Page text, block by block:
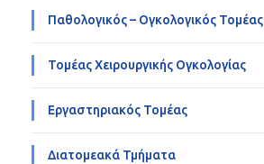
Παθολογικός – Ογκολογικός Τομέας
Τομέας Χειρουργικής Ογκολογίας
Εργαστηριακός Τομέας
Διατομεακά Τμήματα